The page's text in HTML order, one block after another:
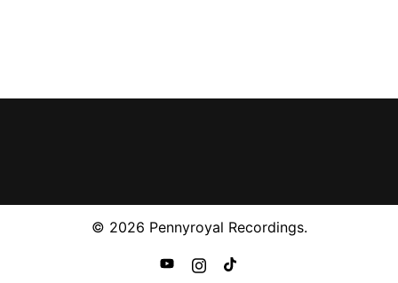
© 2026 Pennyroyal Recordings.